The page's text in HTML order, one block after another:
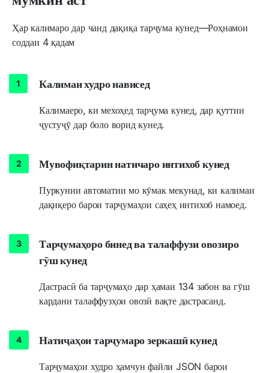
Ҳар калимаро дар чанд дақиқа тарҷума кунед—Роҳнамои
соддаи 4 қадам
Калимаи худро нависед
Калимаеро, ки мехоҳед тарҷума кунед, дар қуттии
ҷустуҷӯ дар боло ворид кунед.
Мувофиқтарин натичаро интихоб кунед
Пуркунии автоматии мо кӯмак мекунад, ки калимаи
дақиқеро барои тарҷумаҳои саҳеҳ интихоб намоед.
Тарҷумаҳоро бинед ва талаффузи овозиро
гӯш кунед
Дастрасӣ ба тарҷумаҳо дар ҳамаи 134 забон ва гӯш
кардани талаффузҳои овозӣ вақте дастрасанд.
Натиҷаҳои тарҷумаро зеркашӣ кунед
Тарҷумаҳои худро ҳамчун файли JSON барои